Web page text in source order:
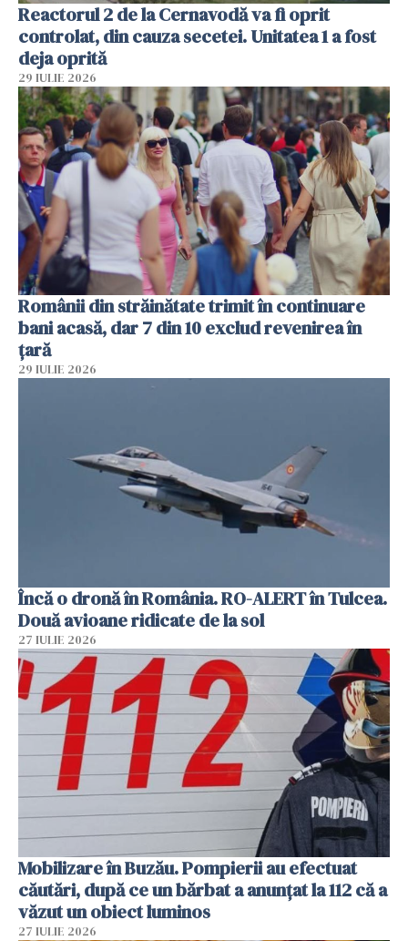
Reactorul 2 de la Cernavodă va fi oprit
controlat, din cauza secetei. Unitatea 1 a fost
deja oprită
29 IULIE 2026
Românii din străinătate trimit în continuare
bani acasă, dar 7 din 10 exclud revenirea în
țară
29 IULIE 2026
Încă o dronă în România. RO-ALERT în Tulcea.
Două avioane ridicate de la sol
27 IULIE 2026
Mobilizare în Buzău. Pompierii au efectuat
căutări, după ce un bărbat a anunțat la 112 că a
văzut un obiect luminos
27 IULIE 2026